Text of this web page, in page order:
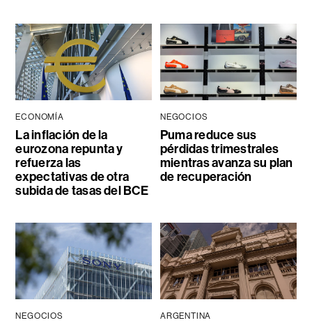
ECONOMÍA
La inflación de la
eurozona repunta y
refuerza las
expectativas de otra
subida de tasas del BCE
NEGOCIOS
Puma reduce sus
pérdidas trimestrales
mientras avanza su plan
de recuperación
NEGOCIOS ARGENTINA